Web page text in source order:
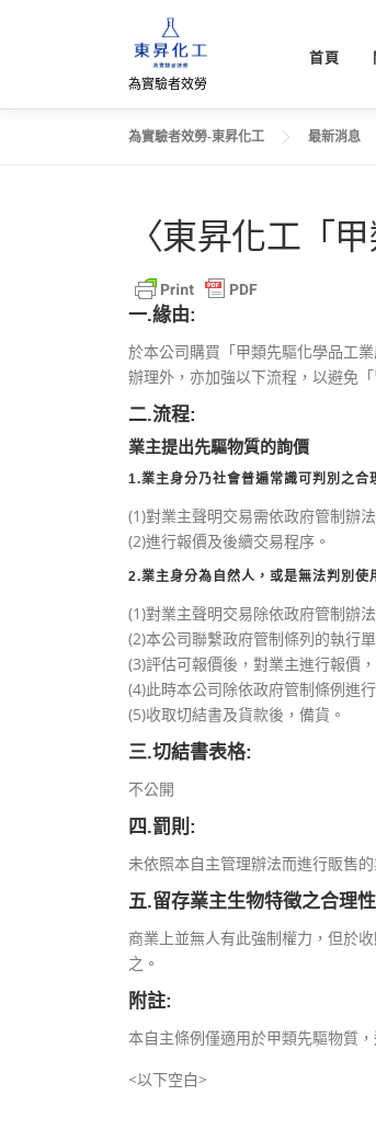
內
為實驗者效勞
首頁
為實驗者效勞-東昇化工 最新消息
〈東昇化工「
一.緣由:
於本公司購買「甲類先驅化學品工
辦理外，亦加強以下流程，以避免
二.流程:
業主提出先驅物質的詢價
1.業主身分乃社會普遍常識可判別之合
(1)對業主聲明交易需依政府管制辦法
(2)進行報價及後續交易程序。
2.業主身分為自然人，或是無法判別使
(1)對業主聲明交易除依政府管制辦
(2)本公司聯繫政府管制條列的執行
(3)評估可報價後，對業主進行報價
(4)此時本公司除依政府管制條例進
(5)收取切結書及貨款後，備貨。
三.切結書表格:
不公開
四.罰則:
未依照本自主管理辦法而進行販售
五.留存業主生物特徵之合理
商業上並無人有此強制權力，但於
之。
附註:
本自主條例僅適用於甲類先驅物質
<以下空白>